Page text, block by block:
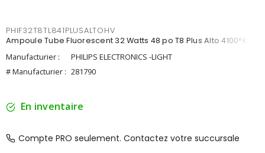
PHIF32T8TL841PLUSALTOHV
Ampoule Tube Fluorescent 32 Watts 48 po T8 Plus Alto 4100°K
Manufacturier :
PHILIPS ELECTRONICS -LIGHT
# Manufacturier : 281790
En inventaire
Compte PRO seulement. Contactez votre succursale